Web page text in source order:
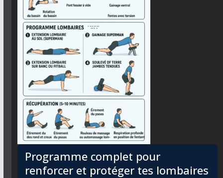
Programme complet pour
renforcer et protéger tes lombaires